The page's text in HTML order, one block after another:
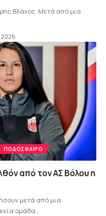
Βλάχος. Μετά από μια
2026
ΠΟΔΌΣΦΑΙΡΟ
από τον ΑΣ Βόλου η
μετά από μια
ομάδα…